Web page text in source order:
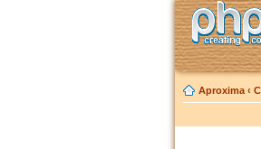
Aproxima ‹